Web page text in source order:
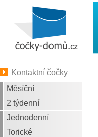
Kontaktní čočky
Měsíční
2 týdenní
Jednodenní
Torické